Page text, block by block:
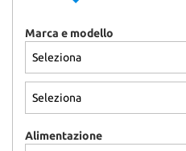
Marca e modello
Alimentazione